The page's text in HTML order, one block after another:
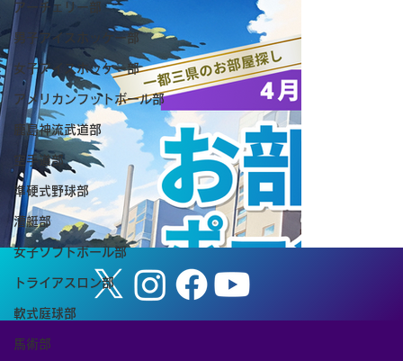
アーチェリー部
男子アイスホッケー部
女子アイスホッケー部
アメリカンフットボール部
鹿島神流武道部
空手道部
準硬式野球部
漕艇部
女子ソフトボール部
トライアスロン部
軟式庭球部
馬術部
【7月25日TSUKUBA LIVE!】イベント
情報